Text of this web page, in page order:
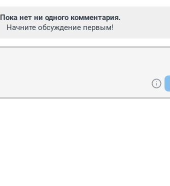
Пока нет ни одного комментария.
Начните обсуждение первым!